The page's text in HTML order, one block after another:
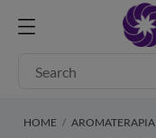
HOME AROMATERAPIA